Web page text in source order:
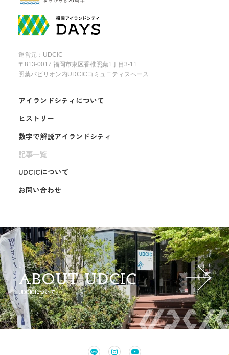
運営元：UDCIC
〒813-0017 福岡市東区香椎照葉1丁目3-11
照葉パビリオン内UDCICコミュニティスペース
アイランドシティについて
ヒストリー
数字で解説アイランドシティ
記事一覧
UDCICについて
お問い合わせ
NEXT
ABOUT UDCIC
UDCICについて